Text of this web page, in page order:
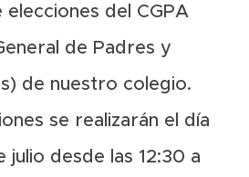
del CGPA
de Padres y
de nuestro colegio.
se realizarán el día
julio desde las 12:30 a